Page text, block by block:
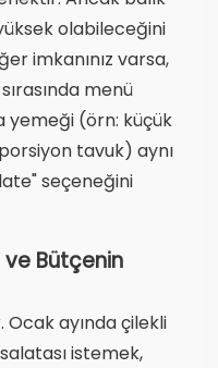
olabileceğini
imkanınız varsa,
menü
yemeği (örn: küçük
tavuk) aynı
seçeneğini
ve Bütçenin
Ocak ayında çilekli
istemek,